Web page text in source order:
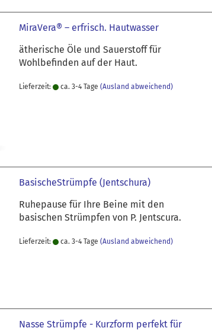
MiraVera® – erfrisch. Hautwasser
ätherische Öle und Sauerstoff für
Wohlbefinden auf der Haut.
Lieferzeit: ca. 3-4 Tage (Ausland abweichend)
BasischeStrümpfe (Jentschura)
Ruhepause für Ihre Beine mit den
basischen Strümpfen von P. Jentscura.
Lieferzeit: ca. 3-4 Tage (Ausland abweichend)
Nasse Strümpfe - Kurzform perfekt für